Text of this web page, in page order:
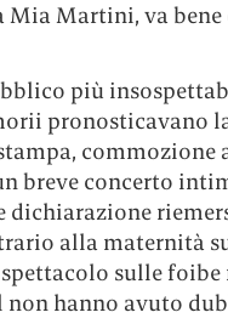
Martini, va
più
pronosticavano
commozione
breve concerto
dichiarazione
alla maternità
sulle
hanno avuto